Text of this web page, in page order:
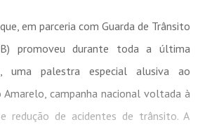
em parceria com Guarda de Trânsito
promoveu durante toda a última
uma palestra especial alusiva ao
campanha nacional voltada à
redução de acidentes de trânsito. A